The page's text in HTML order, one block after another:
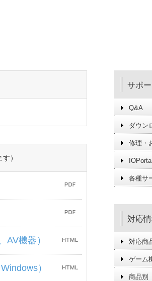
）
AV機器）
）
サポ
Q&A
ダウン
修理・
各種サ
対応
対応商
ゲーム
商品別